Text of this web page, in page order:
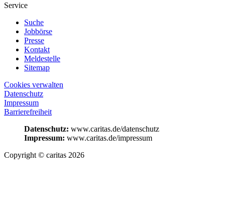
Service
Suche
Jobbörse
Presse
Kontakt
Meldestelle
Sitemap
Cookies verwalten
Datenschutz
Impressum
Barrierefreiheit
Datenschutz: www.caritas.de/datenschutz
Impressum: www.caritas.de/impressum
Copyright © caritas 2026